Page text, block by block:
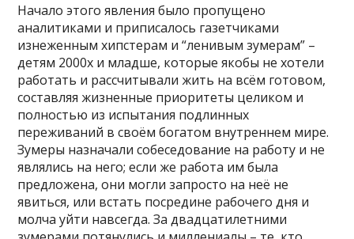
Начало этого явления было пропущено
аналитиками и приписалось газетчиками
изнеженным хипстерам и “ленивым зумерам” –
детям 2000х и младше, которые якобы не хотели
работать и рассчитывали жить на всём готовом,
составляя жизненные приоритеты целиком и
полностью из испытания подлинных
переживаний в своём богатом внутреннем мире.
Зумеры назначали собеседование на работу и не
являлись на него; если же работа им была
предложена, они могли запросто на неё не
явиться, или встать посредине рабочего дня и
молча уйти навсегда. За двадцатилетними